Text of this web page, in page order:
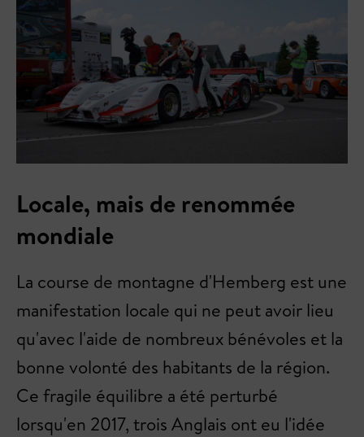
Locale, mais de renommée
mondiale
La course de montagne d'Hemberg est une
manifestation locale qui ne peut avoir lieu
qu'avec l'aide de nombreux bénévoles et la
bonne volonté des habitants de la région.
Ce fragile équilibre a été perturbé
lorsqu'en 2017, trois Anglais ont eu l'idée